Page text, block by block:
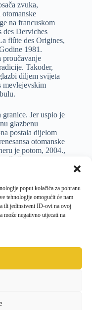
poput kolačića za pohranu
tehnologije omogućit će nam
ili jedinstveni ID-ovi na ovoj
može negativno utjecati na
zvuka,
na francuskom
des Derviches
flûte des Origines,
1981.
Također,
diljem svijeta
mevlejevskim
Jer uspio je
glazbenu
postala dijelom
otomanske
je potom, 2004.,
Bulent
nastavlja se
epizodom: Glazba
poznatog
oko